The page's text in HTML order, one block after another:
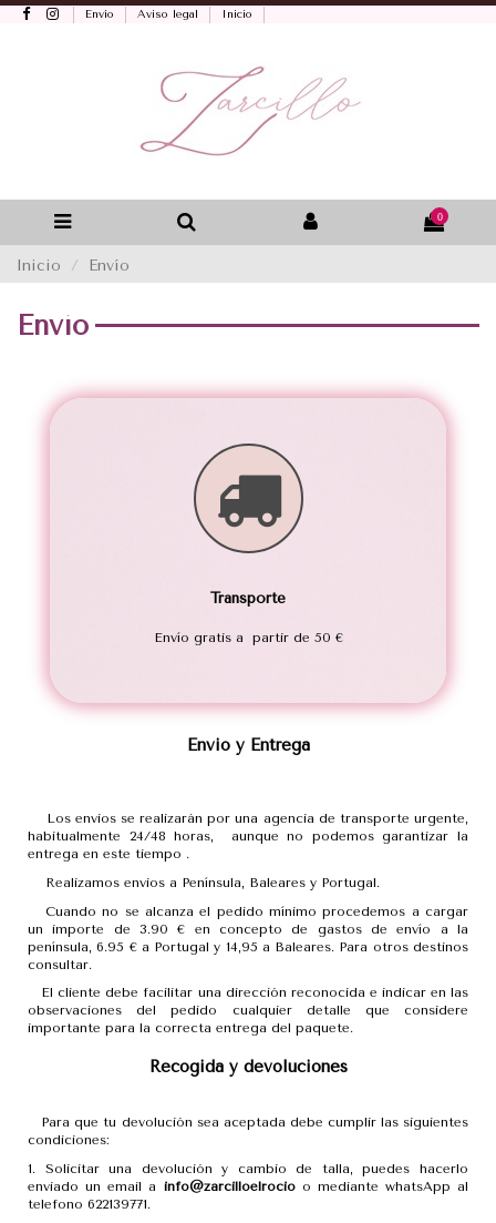
Envío Aviso legal Inicio
0
Inicio Envío
Envío
Transporte
Envío gratis a partir de 50 €
Envio y Entrega
Los envios se realizarán por una agencia de transporte urgente,
habitualmente 24/48 horas, aunque no podemos garantizar la
entrega en este tiempo .
Realizamos envios a Península, Baleares y Portugal.
Cuando no se alcanza el pedido mínimo procedemos a cargar
un importe de 3.90 € en concepto de gastos de envío a la
península, 6.95 € a Portugal y 14,95 a Baleares. Para otros destinos
consultar.
El cliente debe facilitar una dirección reconocida e indicar en las
observaciones del pedido cualquier detalle que considere
importante para la correcta entrega del paquete.
Recogida y devoluciones
Para que tu devolución sea aceptada debe cumplir las siguientes
condiciones:
1. Solicitar una devolución y cambio de talla, puedes hacerlo
enviado un email a info@zarcilloelrocioo mediante whatsApp al
telefono 622139771.